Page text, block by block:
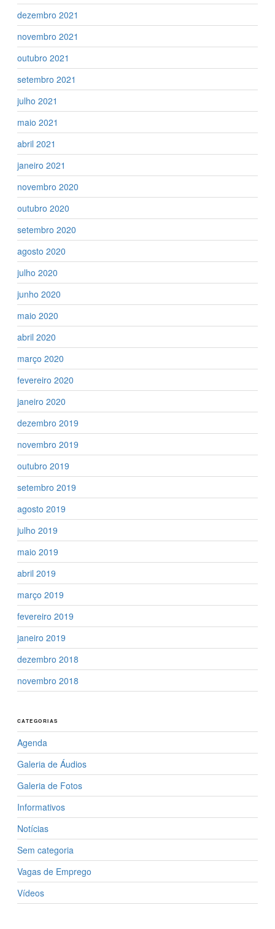
dezembro 2021
novembro 2021
outubro 2021
setembro 2021
julho 2021
maio 2021
abril 2021
janeiro 2021
novembro 2020
outubro 2020
setembro 2020
agosto 2020
julho 2020
junho 2020
maio 2020
abril 2020
março 2020
fevereiro 2020
janeiro 2020
dezembro 2019
novembro 2019
outubro 2019
setembro 2019
agosto 2019
julho 2019
maio 2019
abril 2019
março 2019
fevereiro 2019
janeiro 2019
dezembro 2018
novembro 2018
CATEGORIAS
Agenda
Galeria de Áudios
Galeria de Fotos
Informativos
Notícias
Sem categoria
Vagas de Emprego
Vídeos